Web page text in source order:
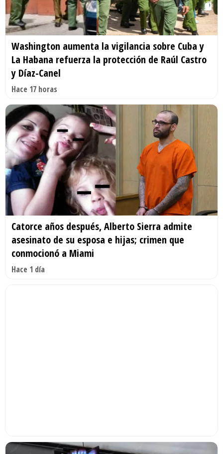
Washington aumenta la vigilancia sobre Cuba y
La Habana refuerza la protección de Raúl Castro
y Díaz-Canel
Hace 17 horas
Catorce años después, Alberto Sierra admite
asesinato de su esposa e hijas; crimen que
conmocionó a Miami
Hace 1 día